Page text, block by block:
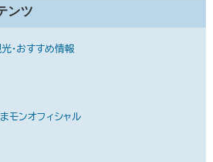
ンツ
・おすすめ情報
モンオフィシャル